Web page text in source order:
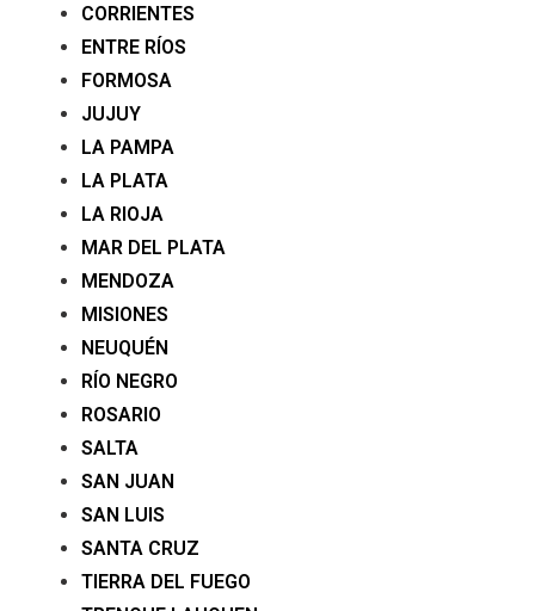
CORRIENTES
ENTRE RÍOS
FORMOSA
JUJUY
LA PAMPA
LA PLATA
LA RIOJA
MAR DEL PLATA
MENDOZA
MISIONES
NEUQUÉN
RÍO NEGRO
ROSARIO
SALTA
SAN JUAN
SAN LUIS
SANTA CRUZ
TIERRA DEL FUEGO